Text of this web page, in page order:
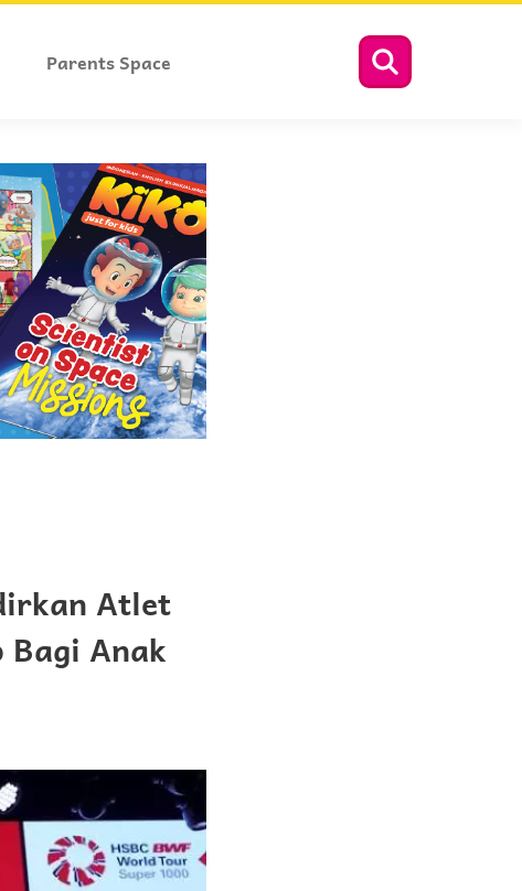
Parents Space
Atlet
Anak